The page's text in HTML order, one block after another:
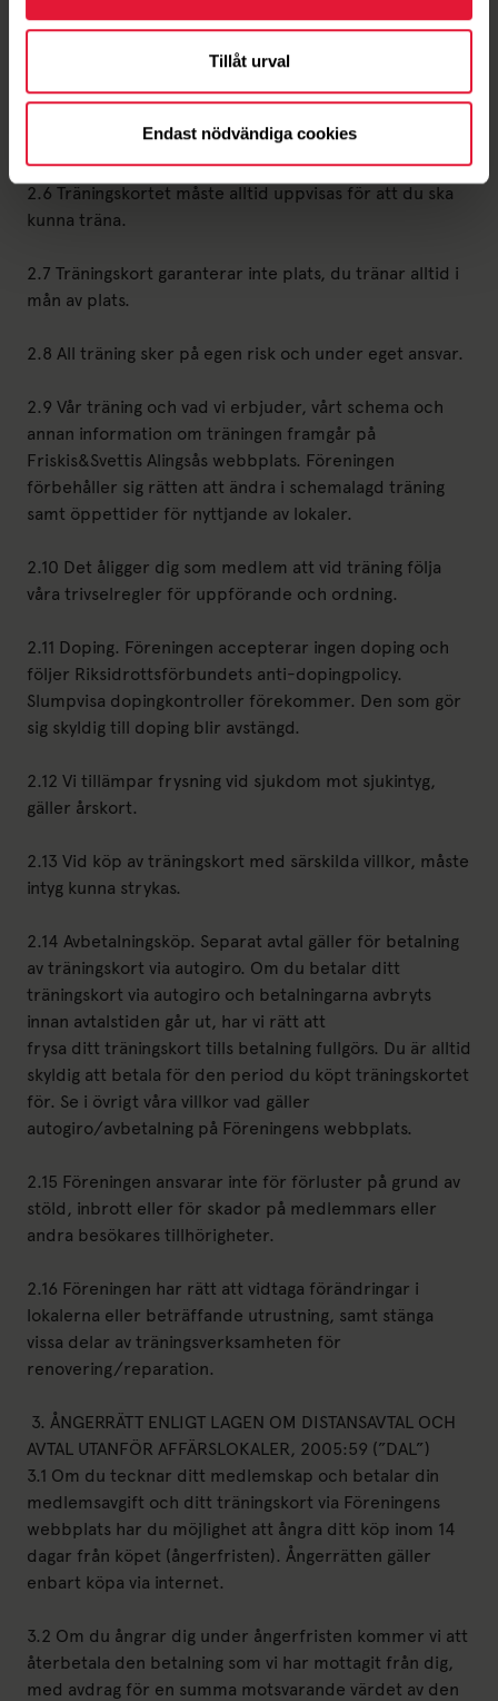
Tillåt urval
Endast nödvändiga cookies
2.4 Ditt träningskort gäller endast hos föreningen (med
undantag för Regionskort)
2.5 Förlorat träningskort kan ersättas mot en
administrativ avgift.
2.6 Träningskortet måste alltid uppvisas för att du ska
kunna träna.
2.7 Träningskort garanterar inte plats, du tränar alltid i
mån av plats.
2.8 All träning sker på egen risk och under eget ansvar.
2.9 Vår träning och vad vi erbjuder, vårt schema och
annan information om träningen framgår på
Friskis&Svettis Alingsås webbplats. Föreningen
förbehåller sig rätten att ändra i schemalagd träning
samt öppettider för nyttjande av lokaler.
2.10 Det åligger dig som medlem att vid träning följa
våra trivselregler för uppförande och ordning.
2.11 Doping. Föreningen accepterar ingen doping och
följer Riksidrottsförbundets anti-dopingpolicy.
Slumpvisa dopingkontroller förekommer. Den som gör
sig skyldig till doping blir avstängd.
2.12 Vi tillämpar frysning vid sjukdom mot sjukintyg,
gäller årskort.
2.13 Vid köp av träningskort med särskilda villkor, måste
intyg kunna strykas.
2.14 Avbetalningsköp. Separat avtal gäller för betalning
av träningskort via autogiro. Om du betalar ditt
träningskort via autogiro och betalningarna avbryts
innan avtalstiden går ut, har vi rätt att
frysa ditt träningskort tills betalning fullgörs. Du är alltid
skyldig att betala för den period du köpt träningskortet
för. Se i övrigt våra villkor vad gäller
autogiro/avbetalning på Föreningens webbplats.
2.15 Föreningen ansvarar inte för förluster på grund av
stöld, inbrott eller för skador på medlemmars eller
andra besökares tillhörigheter.
2.16 Föreningen har rätt att vidtaga förändringar i
lokalerna eller beträffande utrustning, samt stänga
vissa delar av träningsverksamheten för
renovering/reparation.
3. ÅNGERRÄTT ENLIGT LAGEN OM DISTANSAVTAL OCH
AVTAL UTANFÖR AFFÄRSLOKALER, 2005:59 (”DAL”)
3.1 Om du tecknar ditt medlemskap och betalar din
medlemsavgift och ditt träningskort via Föreningens
webbplats har du möjlighet att ångra ditt köp inom 14
dagar från köpet (ångerfristen). Ångerrätten gäller
enbart köpa via internet.
3.2 Om du ångrar dig under ångerfristen kommer vi att
återbetala den betalning som vi har mottagit från dig,
med avdrag för en summa motsvarande värdet av den